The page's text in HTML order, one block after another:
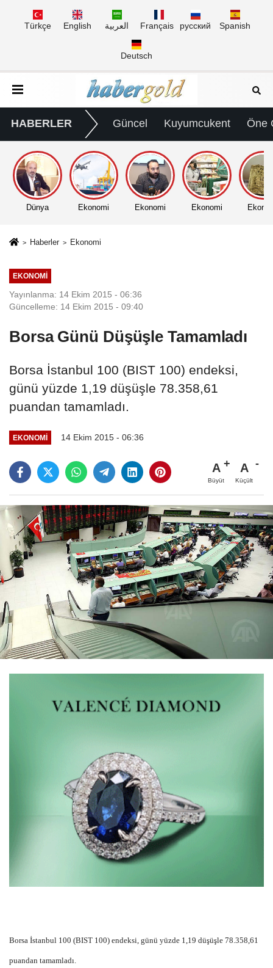
Türkçe English العربية Français русский Spanish
Deutsch
HABERLER Güncel Kuyumcukent Öne
Dünya Ekonomi Ekonomi Ekonomi
Haberler Ekonomi
EKONOMI
Yayınlanma: 14 Ekim 2015 - 06:36
Güncelleme: 14 Ekim 2015 - 09:40
Borsa Günü Düşüşle Tamamladı
Borsa İstanbul 100 (BIST 100) endeksi,
günü yüzde 1,19 düşüşle 78.358,61
puandan tamamladı.
EKONOMI 14 Ekim 2015 - 06:36
A
Büyüt
A
Küçült
Borsa İstanbul 100 (BIST 100) endeksi, günü yüzde 1,19 düşüşle 78.358,61
puandan tamamladı.